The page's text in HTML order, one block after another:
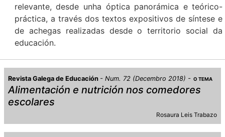
relevante, desde unha óptica panorámica e teórico-
práctica, a través dos textos expositivos de síntese e
de achegas realizadas desde o territorio social da
educación.
Revista Galega de Educación Num. 72 (Decembro 2018) O TEMA
Alimentación e nutrición nos comedores
escolares
Rosaura Leis Trabazo